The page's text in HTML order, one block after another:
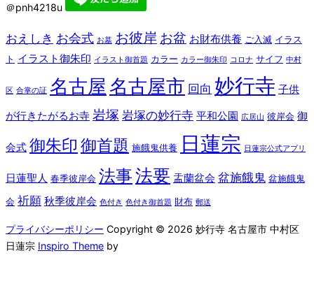
＠pnh4218u
おえしき お会式 お墓 お彼岸 お盆 お財布供養 ご入滅 イラス
ト イラスト御朱印 イラスト御首題 カラー カラー御朱印 コロナ サイフ 中村
区 合掌の証 名古屋名古屋市 回向 妙行寺 子供
が行きたがるお寺 岩塚 岩塚の妙行寺 平和公園 広居山 彼岸会 御
会式 御朱印 御首題 施餓鬼供養 日蓮宗 日蓮宗公式アプリ
日蓮聖人 春季彼岸会 法事法要 盂蘭盆会 盆施餓鬼 盆施餓鬼
会 祈願 秋季彼岸会 色付き 色付き御首題 財布 郵送
プライバシーポリシー Copyright © 2026 妙行寺 名古屋市 中村区
日蓮宗 Inspiro Theme by